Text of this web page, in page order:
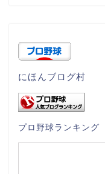
にほんブログ村
プロ野球ランキング